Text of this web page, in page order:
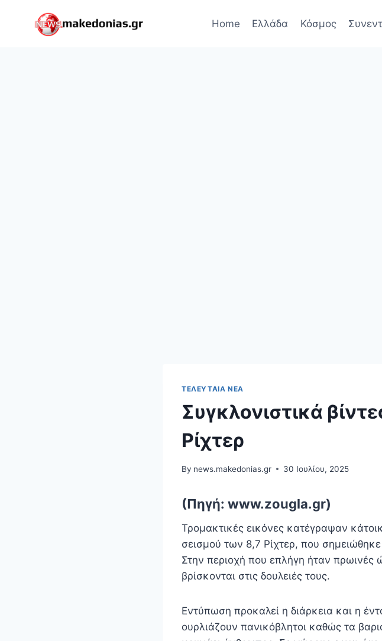
Home Ελλάδα Κόσμος
ΤΕΛΕΥΤΑΊΑ ΝΈΑ
Συγκλονιστικά
Ρίχτερ
By news.makedonias.gr 30 Ιουλίου, 2025
(Πηγή: www.zougla.gr)
Τρομακτικές εικόνες κατέγραψαν
σεισμού των 8,7 Ρίχτερ, που
Στην περιοχή που επλήγη ήταν πρωινές
βρίσκονται στις δουλειές τους.
Εντύπωση προκαλεί η διάρκεια και η
ουρλιάζουν πανικόβλητοι καθώς τα